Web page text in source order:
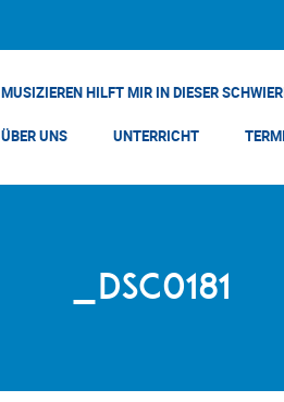
MUSIZIEREN HILFT MIR IN DIESER
ÜBER UNS UNTERRICHT
_DSC0181